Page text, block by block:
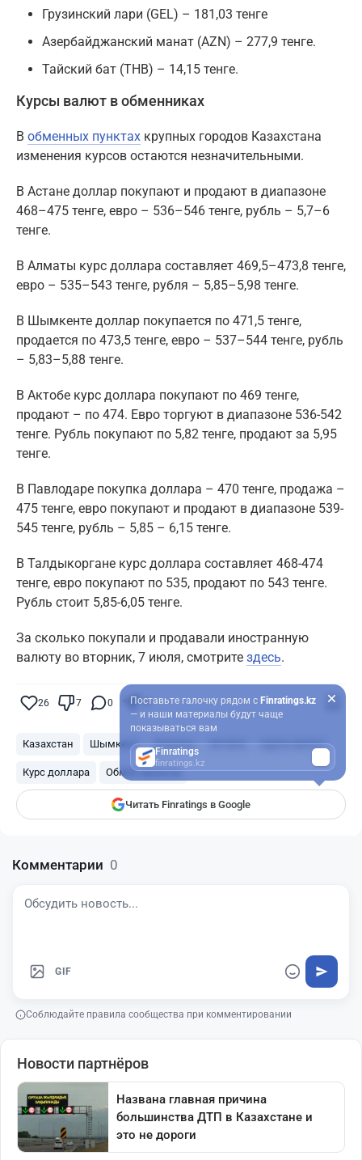
Грузинский лари (GEL) – 181,03 тенге
Азербайджанский манат (AZN) – 277,9 тенге.
Тайский бат (THB) – 14,15 тенге.
Курсы валют в обменниках
В обменных пунктах крупных городов Казахстана
изменения курсов остаются незначительными.
В Астане доллар покупают и продают в диапазоне
468–475 тенге, евро – 536–546 тенге, рубль – 5,7–6
тенге.
В Алматы курс доллара составляет 469,5–473,8 тенге,
евро – 535–543 тенге, рубля – 5,85–5,98 тенге.
В Шымкенте доллар покупается по 471,5 тенге,
продается по 473,5 тенге, евро – 537–544 тенге, рубль
– 5,83–5,88 тенге.
В Актобе курс доллара покупают по 469 тенге,
продают – по 474. Евро торгуют в диапазоне 536-542
тенге. Рубль покупают по 5,82 тенге, продают за 5,95
тенге.
В Павлодаре покупка доллара – 470 тенге, продажа –
475 тенге, евро покупают и продают в диапазоне 539-
545 тенге, рубль – 5,85 – 6,15 тенге.
В Талдыкоргане курс доллара составляет 468-474
тенге, евро покупают по 535, продают по 543 тенге.
Рубль стоит 5,85-6,05 тенге.
За сколько покупали и продавали иностранную
валюту во вторник, 7 июля, смотрите здесь.
26 7 0 18
Казахстан Шымкент Алматы Астана курсы валют
Курс доллара Обмен валюты
Читать Finratings в Google
Поставьте галочку рядом с Finratings.kz
— и наши материалы будут чаще
показываться вам
Finratings
finratings.kz
Комментарии 0
GIF
Соблюдайте правила сообщества при комментировании